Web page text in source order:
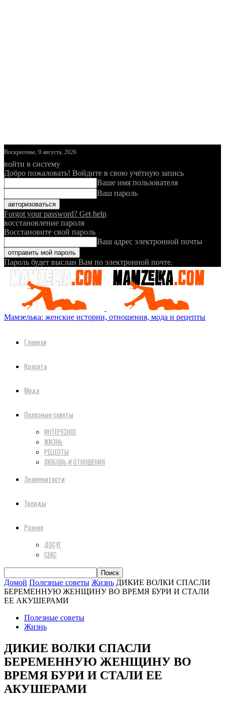
Воскресенье, 9 августа, 2026
войти в систему
Добро пожаловать! Войдите в свою учётную запись
Ваше имя пользователя
Ваш пароль
Forgot your password? Get help
восстановление пароля
Восстановите свой пароль
Ваш адрес электронной почты
Пароль будет выслан Вам по электронной почте.
Мамзелька: женские истории, отношения, мода и рецепты
Главная
Красота
Мода
Полезные советы
ИНТЕРЕСНОЕ
ЖИЗНЬ
РЕЦЕПТЫ
ЛЮБОВЬ И ОТНОШЕНИЯ
Знаменитости
Тренды
Разное
ДОСУГ
СЕКС
Домой Полезные советы Жизнь ДИКИЕ ВОЛКИ СПАСЛИ
БЕРЕМЕННУЮ ЖЕНЩИНУ ВО ВРЕМЯ БУРИ И СТАЛИ
ЕЕ АКУШЕРАМИ
Полезные советы
Жизнь
ДИКИЕ ВОЛКИ СПАСЛИ
БЕРЕМЕННУЮ ЖЕНЩИНУ ВО
ВРЕМЯ БУРИ И СТАЛИ ЕЕ
АКУШЕРАМИ